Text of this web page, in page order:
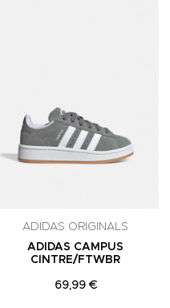
ADIDAS ORIGINALS
ADIDAS CAMPUS
CINTRE/FTWBR
69,99 €